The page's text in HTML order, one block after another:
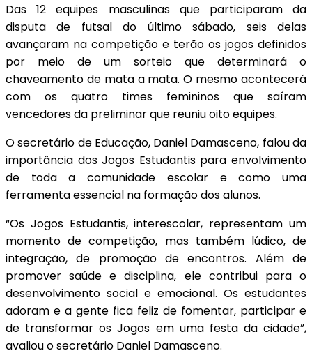
Das 12 equipes masculinas que participaram da
disputa de futsal do último sábado, seis delas
avançaram na competição e terão os jogos definidos
por meio de um sorteio que determinará o
chaveamento de mata a mata. O mesmo acontecerá
com os quatro times femininos que saíram
vencedores da preliminar que reuniu oito equipes.
O secretário de Educação, Daniel Damasceno, falou da
importância dos Jogos Estudantis para envolvimento
de toda a comunidade escolar e como uma
ferramenta essencial na formação dos alunos.
“Os Jogos Estudantis, interescolar, representam um
momento de competição, mas também lúdico, de
integração, de promoção de encontros. Além de
promover saúde e disciplina, ele contribui para o
desenvolvimento social e emocional. Os estudantes
adoram e a gente fica feliz de fomentar, participar e
de transformar os Jogos em uma festa da cidade”,
avaliou o secretário Daniel Damasceno.